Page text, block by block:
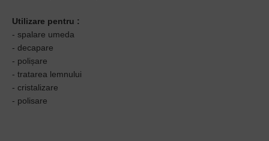
Utilizare pentru :
- spalare umeda
- decapare
- polișare
- tratarea lemnului
- cristalizare
- polisare